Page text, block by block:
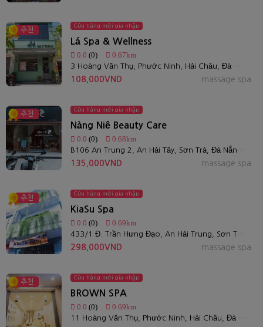
추천
Cửa hàng mới gia nhập
Lá Spa & Wellness
0.0 (0) 0.67km
3 Hoàng Văn Thụ, Phước Ninh, Hải Châu, Đà Nẵng
massage spa
108,000VND
추천
Cửa hàng mới gia nhập
Nàng Niê Beauty Care
0.0 (0) 0.68km
B106 An Trung 2, An Hải Tây, Sơn Trà, Đà Nẵng 550000 베트남
massage spa
135,000VND
추천
Cửa hàng mới gia nhập
KiaSu Spa
0.0 (0) 0.69km
433/1 Đ. Trần Hưng Đạo, An Hải Trung, Sơn Trà, Đà Nẵng 550000, Việt Nam
massage spa
298,000VND
추천
Cửa hàng mới gia nhập
BROWN SPA
0.0 (0) 0.69km
11 Hoàng Văn Thụ, Phước Ninh, Hải Châu, Đà Nẵng, Việt Nam